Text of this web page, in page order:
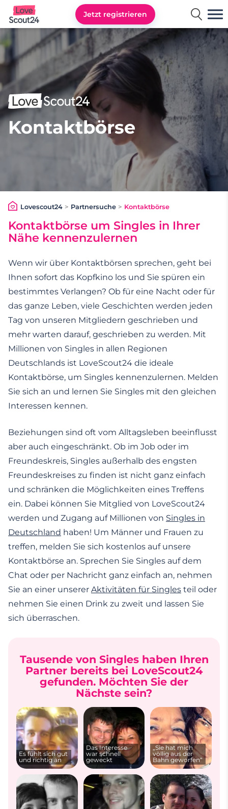
Lovescout24
Jetzt registrieren
Kontaktbörse
Lovescout24> Partnersuche > Kontaktbörse
Kontaktbörse um Singles in Ihrer
Nähe kennenzulernen
Wenn wir über Kontaktbörsen sprechen, geht bei
Ihnen sofort das Kopfkino los und Sie spüren ein
bestimmtes Verlangen? Ob für eine Nacht oder für
das ganze Leben, viele Geschichten werden jeden
Tag von unseren Mitgliedern geschrieben und
mehr warten darauf, geschrieben zu werden. Mit
Millionen von Singles in allen Regionen
Deutschlands ist LoveScout24 die ideale
Kontaktbörse, um Singles kennenzulernen. Melden
Sie sich an und lernen Sie Singles mit den gleichen
Interessen kennen.
Beziehungen sind oft vom Alltagsleben beeinflusst
aber auch eingeschränkt. Ob im Job oder im
Freundeskreis, Singles außerhalb des engsten
Freundeskreises zu finden ist nicht ganz einfach
und schränken die Möglichkeiten eines Treffens
ein. Dabei können Sie Mitglied von LoveScout24
werden und Zugang auf Millionen von Singles in
Deutschland haben! Um Männer und Frauen zu
treffen, melden Sie sich kostenlos auf unsere
Kontaktbörse an. Sprechen Sie Singles auf dem
Chat oder per Nachricht ganz einfach an, nehmen
Sie an einer unserer Aktivitäten für Singles teil oder
nehmen Sie einen Drink zu zweit und lassen Sie
sich überraschen.
Tausende von Singles haben Ihren
Partner bereits bei LoveScout24
gefunden. Möchten Sie der
Nächste sein?
Es fühlt sich gut
und richtig an
Das Interesse
war schnell
geweckt
„Sie hat mich
völlig aus der
Bahn geworfen“